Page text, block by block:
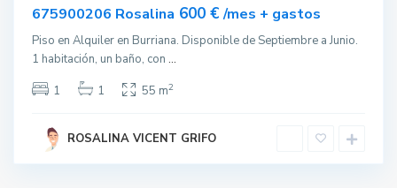
675900206 Rosalina 600 €/mes + gastos
Piso en Alquiler en Burriana. Disponible de Septiembre a Junio.
1 habitación, un baño, con ...
1
1 55 m2
ROSALINA VICENT GRIFO